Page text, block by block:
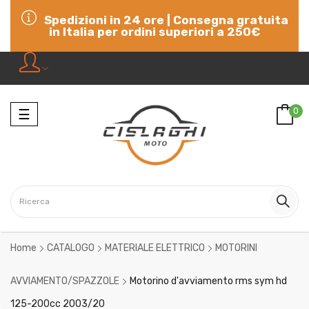
Spedizioni in 24 ore | Consegna gratuita
in Italia per ordini superiori a 250€
Navigazione
☰ 0
Home CATALOGO MATERIALE ELETTRICO MOTORINI
AVVIAMENTO/SPAZZOLE
Motorino d'avviamento rms sym hd
125-200cc 2003/20